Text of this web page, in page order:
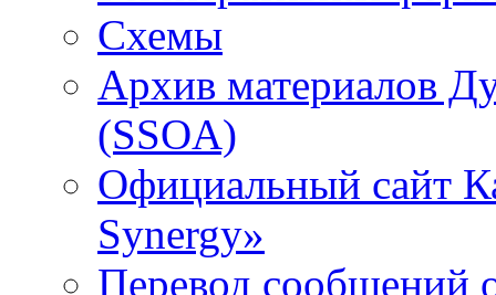
Схемы
Архив материалов
(SSOA)
Официальный сайт
Synergy»
Перевод сообщений